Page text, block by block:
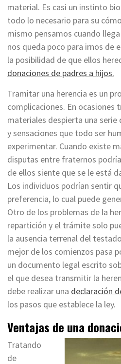
material. Es casi un instinto
todo lo necesario para su
mismo pensamos cuando
nos queda poco para irnos de
la posibilidad de que ellos
donaciones de padres a hijos.
Tramitar una herencia es un
complicaciones. En ocasiones
materiales despierta una
y sensaciones que todo ser
experimentar. Cuando existe
disputas entre fraternos
de ellos siente que se le está
Los individuos podrían sentir
preferencia, lo cual puede
Otro de los problemas de la
repartición y el trámite solo
la ausencia terrenal del
mejor de los comienzos pasa
un documento legal escrito
el que desea transmitir la
debe realizar una declaración
los pasos que establece la ley.
Ventajas de una
Tratando
de